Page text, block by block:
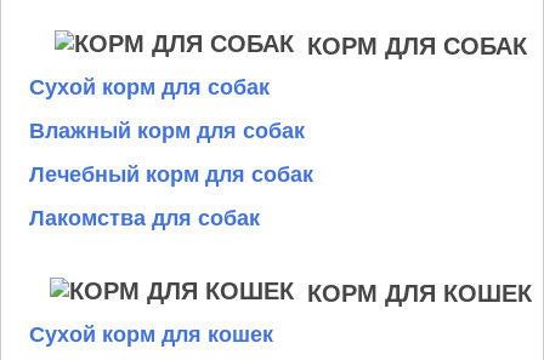
КОРМ ДЛЯ СОБАК
Сухой корм для собак
Влажный корм для собак
Лечебный корм для собак
Лакомства для собак
КОРМ ДЛЯ КОШЕК
Сухой корм для кошек